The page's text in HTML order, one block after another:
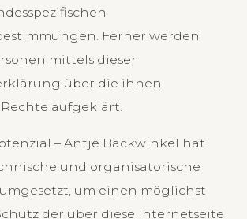
Ferner werden
mittels dieser
über die ihnen
aufgeklärt.
– Antje Backwinkel hat
und organisatorische
um einen möglichst
der über diese Internetseite